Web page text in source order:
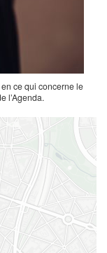
ce qui concerne le
l’Agenda.